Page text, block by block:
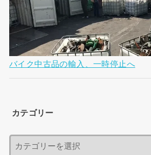
バイク中古品の輸入、一時停止へ
カテゴリー